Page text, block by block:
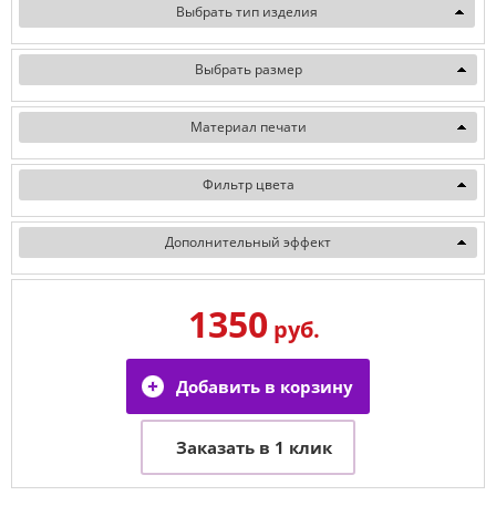
Выбрать тип изделия
Выбрать размер
Материал печати
Фильтр цвета
Дополнительный эффект
1350руб.